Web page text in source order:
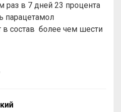
раз в 7 дней 23 процента
парацетамол
в состав более чем шести